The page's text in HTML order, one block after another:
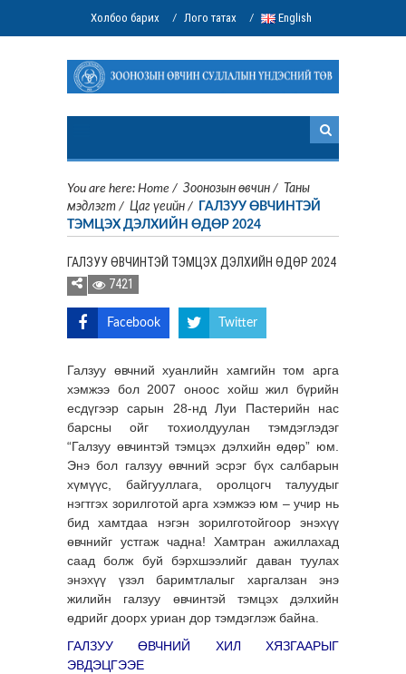
Холбоо барих / Лого татах / English
You are here: Home / Зоонозын өвчин / Таны
мэдлэгт / Цаг үеийн /
ГАЛЗУУ ӨВЧИНТЭЙ
ТЭМЦЭХ ДЭЛХИЙН ӨДӨР 2024
ГАЛЗУУ ӨВЧИНТЭЙ ТЭМЦЭХ ДЭЛХИЙН ӨДӨР 2024
7421
Facebook Twitter
Галзуу өвчний хуанлийн хамгийн том арга
хэмжээ бол 2007 оноос хойш жил бүрийн
есдүгээр сарын 28-нд Луи Пастерийн нас
барсны ойг тохиолдуулан тэмдэглэдэг
“Галзуу өвчинтэй тэмцэх дэлхийн өдөр” юм.
Энэ бол галзуу өвчний эсрэг бүх салбарын
хүмүүс, байгууллага, оролцогч талуудыг
нэгтгэх зорилготой арга хэмжээ юм – учир нь
бид хамтдаа нэгэн зорилготойгоор энэхүү
өвчнийг устгаж чадна! Хамтран ажиллахад
саад болж буй бэрхшээлийг даван туулах
энэхүү үзэл баримтлалыг харгалзан энэ
жилийн галзуу өвчинтэй тэмцэх дэлхийн
өдрийг доорх уриан дор тэмдэглэж байна.
ГАЛЗУУ ӨВЧНИЙ ХИЛ ХЯЗГААРЫГ
ЭВДЭЦГЭЭЕ